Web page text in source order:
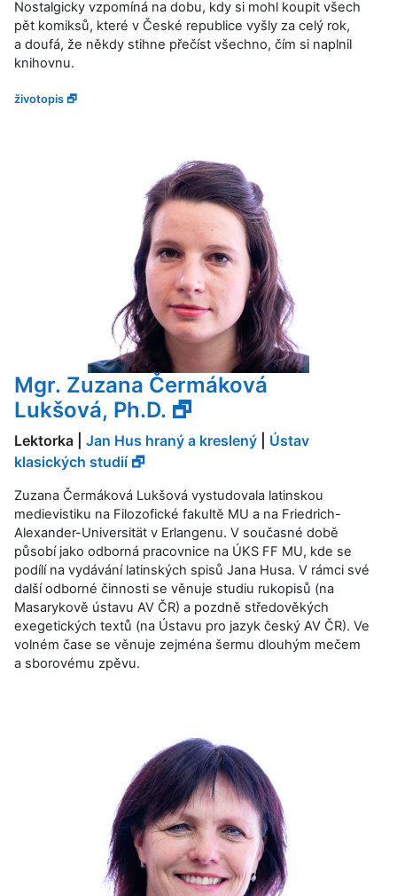
Nostalgicky vzpomíná na dobu, kdy si mohl koupit všech
pět komiksů, které v České republice vyšly za celý rok,
a doufá, že někdy stihne přečíst všechno, čím si naplnil
knihovnu.
životopis 🗗
Mgr. Zuzana Čermáková
Lukšová, Ph.D. 🗗
Lektorka | Jan Hus hraný a kreslený
Ústav
klasických studií 🗗
Zuzana Čermáková Lukšová vystudovala latinskou
medievistiku na Filozofické fakultě MU a na Friedrich-
Alexander-Universität v Erlangenu. V současné době
působí jako odborná pracovnice na ÚKS FF MU, kde se
podílí na vydávání latinských spisů Jana Husa. V rámci své
další odborné činnosti se věnuje studiu rukopisů (na
Masarykově ústavu AV ČR) a pozdně středověkých
exegetických textů (na Ústavu pro jazyk český AV ČR). Ve
volném čase se věnuje zejména šermu dlouhým mečem
a sborovému zpěvu.